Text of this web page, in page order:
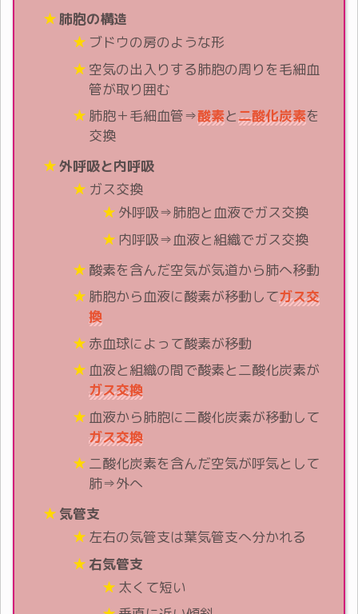
肺胞の構造
ブドウの房のような形
空気の出入りする肺胞の周りを毛細血
管が取り囲む
肺胞＋毛細血管⇒酸素と二酸化炭素を
交換
外呼吸と内呼吸
ガス交換
外呼吸⇒肺胞と血液でガス交換
内呼吸⇒血液と組織でガス交換
酸素を含んだ空気が気道から肺へ移動
肺胞から血液に酸素が移動してガス交
換
赤血球によって酸素が移動
血液と組織の間で酸素と二酸化炭素が
ガス交換
血液から肺胞に二酸化炭素が移動して
ガス交換
二酸化炭素を含んだ空気が呼気として
肺⇒外へ
気管支
左右の気管支は葉気管支へ分かれる
右気管支
太くて短い